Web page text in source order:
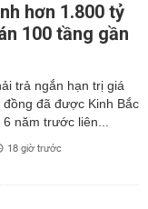
hơn 1.800 tỷ
100 tầng gần
đã được Kinh Bắc
năm trước liên...
18 giờ trước